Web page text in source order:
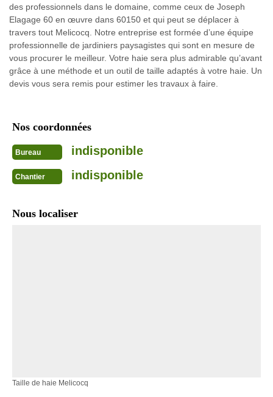
des professionnels dans le domaine, comme ceux de Joseph
Elagage 60 en œuvre dans 60150 et qui peut se déplacer à
travers tout Melicocq. Notre entreprise est formée d’une équipe
professionnelle de jardiniers paysagistes qui sont en mesure de
vous procurer le meilleur. Votre haie sera plus admirable qu’avant
grâce à une méthode et un outil de taille adaptés à votre haie. Un
devis vous sera remis pour estimer les travaux à faire.
Nos coordonnées
Bureau indisponible
Chantier indisponible
Nous localiser
Taille de haie Melicocq